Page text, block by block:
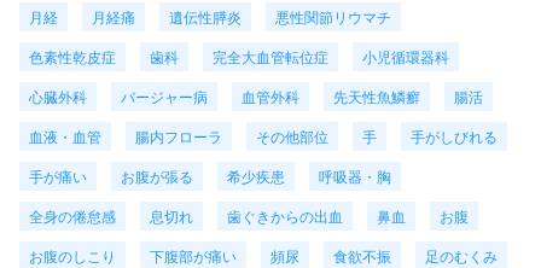
月経
月経痛 遺伝性膵炎
悪性関節リウマチ
色素性乾皮症
歯科 完全大血管転位症
小児循環器科
心臓外科
バージャー病 血管外科 先天性魚鱗癬
腸活
血液・血管
腸内フローラ その他部位 手
手がしびれる
手が痛い
お腹が張る 希少疾患
呼吸器・胸
全身の倦怠感
息切れ 歯ぐきからの出血 鼻血
お腹
お腹のしこり
下腹部が痛い 頻尿 食欲不振
足のむくみ